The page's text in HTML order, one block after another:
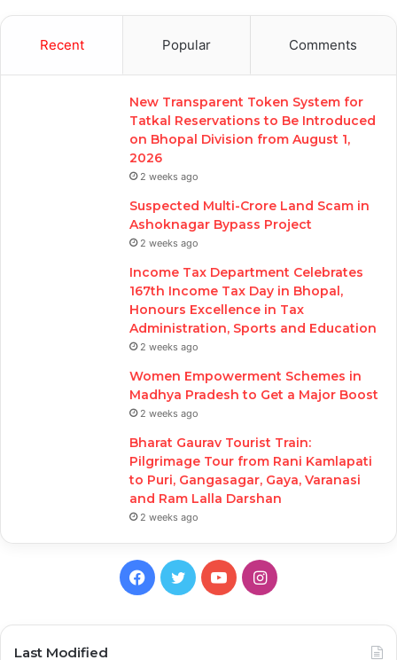
Recent Popular Comments
New Transparent Token System for
Tatkal Reservations to Be Introduced
on Bhopal Division from August 1,
2026
2 weeks ago
Suspected Multi-Crore Land Scam in
Ashoknagar Bypass Project
2 weeks ago
Income Tax Department Celebrates
167th Income Tax Day in Bhopal,
Honours Excellence in Tax
Administration, Sports and Education
2 weeks ago
Women Empowerment Schemes in
Madhya Pradesh to Get a Major Boost
2 weeks ago
Bharat Gaurav Tourist Train:
Pilgrimage Tour from Rani Kamlapati
to Puri, Gangasagar, Gaya, Varanasi
and Ram Lalla Darshan
2 weeks ago
Facebook
TwitterYouTubeInstagram
Last Modified